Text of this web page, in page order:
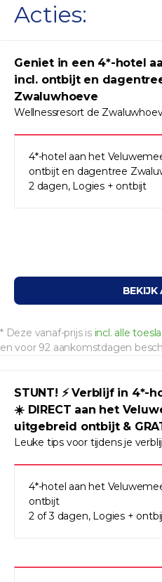
Acties:
Geniet in een 4*-hotel
incl. ontbijt en
Zwaluwhoeve
Wellnessresort de
4*-hotel aan het
ontbijt en dagentree
2 dagen, Logies + ontbijt
BEKIJK
* Deze vanaf-prijs is incl. alle
en voor 92 aankomstdagen
STUNT! ⚡️ Verblijf in
☀️ DIRECT aan het
uitgebreid ontbijt &
Leuke tips voor tijdens je
4*-hotel aan het
ontbijt
2 of 3 dagen, Logies +